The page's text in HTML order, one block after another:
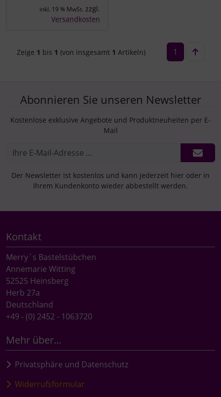
inkl. 19 % MwSt. zzgl.
Versandkosten
Zeige 1 bis 1 (von insgesamt 1 Artikeln) 1
Abonnieren Sie unseren Newsletter
Kostenlose exklusive Angebote und Produktneuheiten per E-
Mail
Der Newsletter ist kostenlos und kann jederzeit hier oder in
Ihrem Kundenkonto wieder abbestellt werden.
Kontakt
Merry`s Bastelstübchen
Annemarie Witting
52525 Heinsberg
Herb 27a
Deutschland
+49 - (0) 2452 - 1063720
Mehr über...
Privatsphäre und Datenschutz
Widerrufsformular